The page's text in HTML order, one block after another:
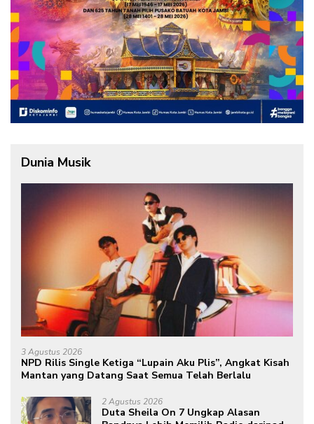
Dunia Musik
3 Agustus 2026
NPD Rilis Single Ketiga “Lupain Aku Plis”, Angkat Kisah
Mantan yang Datang Saat Semua Telah Berlalu
2 Agustus 2026
Duta Sheila On 7 Ungkap Alasan